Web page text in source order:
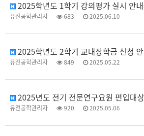
2025학년도 1학기 강의평가 실시 안내
유전공학관리자 683 2025.06.10
2025학년도 2학기 교내장학금 신청 안내=>
유전공학관리자 849 2025.05.22
2025년도 전기 전문연구요원 편입대상자 선발 공고 안내
유전공학관리자 920 2025.05.06